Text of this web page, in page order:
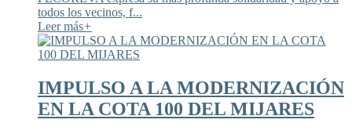
todos los vecinos, f...
Leer más+
IMPULSO A LA MODERNIZACIÓN
EN LA COTA 100 DEL MIJARES